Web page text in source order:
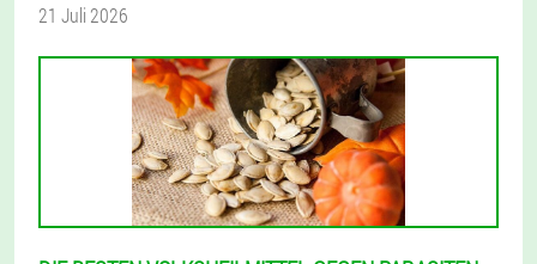
21 Juli 2026